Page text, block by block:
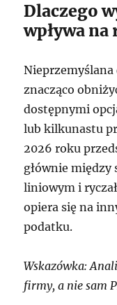
Dlaczego
wpływa
znacząco
dostępnymi
lub kilkunastu
2026 roku
głównie
liniowym i
opiera się na
podatku.
Wskazówka:
firmy, a nie sam